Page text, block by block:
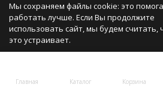
Главная Каталог Корзина
Информация
Политика персональных данных
Мы сохраняем файлы cookie: это
работать лучше. Если Вы продолжите
использовать сайт, мы будем считать,
это устраивает.